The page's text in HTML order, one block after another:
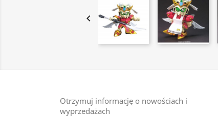

Otrzymuj informację o nowościach i
wyprzedażach